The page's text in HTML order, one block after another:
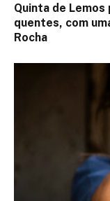
Quinta de Lemos
quentes, com
Rocha